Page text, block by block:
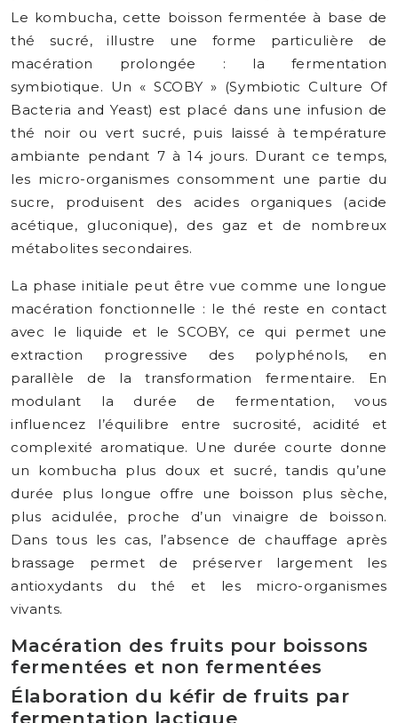
Le kombucha, cette boisson fermentée à base de
thé sucré, illustre une forme particulière de
macération prolongée : la fermentation
symbiotique. Un « SCOBY » (Symbiotic Culture Of
Bacteria and Yeast) est placé dans une infusion de
thé noir ou vert sucré, puis laissé à température
ambiante pendant 7 à 14 jours. Durant ce temps,
les micro-organismes consomment une partie du
sucre, produisent des acides organiques (acide
acétique, gluconique), des gaz et de nombreux
métabolites secondaires.
La phase initiale peut être vue comme une longue
macération fonctionnelle : le thé reste en contact
avec le liquide et le SCOBY, ce qui permet une
extraction progressive des polyphénols, en
parallèle de la transformation fermentaire. En
modulant la durée de fermentation, vous
influencez l’équilibre entre sucrosité, acidité et
complexité aromatique. Une durée courte donne
un kombucha plus doux et sucré, tandis qu’une
durée plus longue offre une boisson plus sèche,
plus acidulée, proche d’un vinaigre de boisson.
Dans tous les cas, l’absence de chauffage après
brassage permet de préserver largement les
antioxydants du thé et les micro-organismes
vivants.
Macération des fruits pour boissons
fermentées et non fermentées
Élaboration du kéfir de fruits par
fermentation lactique